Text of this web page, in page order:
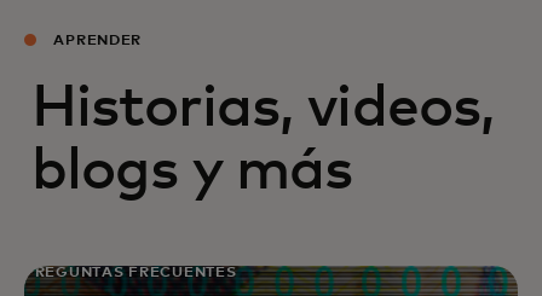
APRENDER
Historias, videos,
blogs y más
PREGUNTAS FRECUENTES